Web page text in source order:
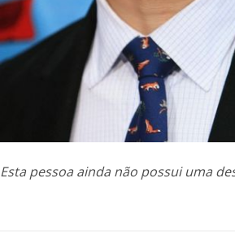
Esta pessoa ainda não possui uma